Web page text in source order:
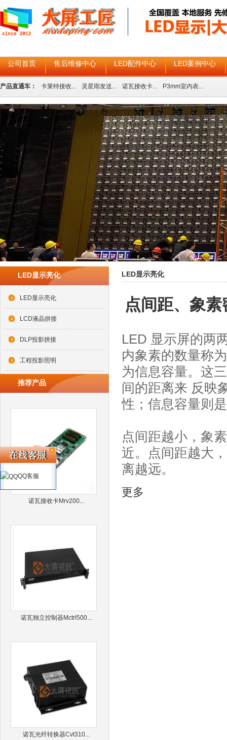
公司首页 售后维修中心 LED配件中心 LED案例中心
产品直通车： 卡莱特接收... 灵星雨发送... 诺瓦接收卡... P3mm室内表...
LED显示亮化
LED显示亮化
LCD液晶拼接
DLP投影拼接
工程投影照明
推荐产品
诺瓦接收卡Mrv200...
诺瓦独立控制器Mctrl500...
诺瓦光纤转换器Cvt310...
LED显示亮化
点间距、象
LED 显示屏的两
内象素的数量称
为信息容量。这
间的距离来 反映
性；信息容量则
点间距越小，象
近。点间距越大
离越远。
更多
QQ客服